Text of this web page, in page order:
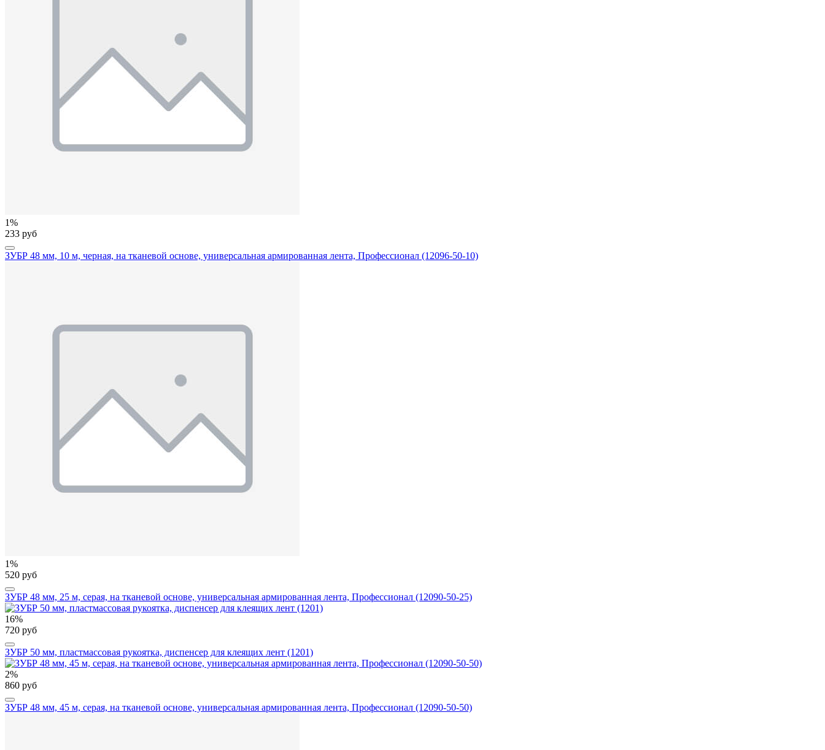
1%
233 руб
ЗУБР 48 мм, 10 м, черная, на тканевой основе, универсальная армированная лента, Профессионал (12096-50-10)
1%
520 руб
ЗУБР 48 мм, 25 м, серая, на тканевой основе, универсальная армированная лента, Профессионал (12090-50-25)
16%
720 руб
ЗУБР 50 мм, пластмассовая рукоятка, диспенсер для клеящих лент (1201)
2%
860 руб
ЗУБР 48 мм, 45 м, серая, на тканевой основе, универсальная армированная лента, Профессионал (12090-50-50)